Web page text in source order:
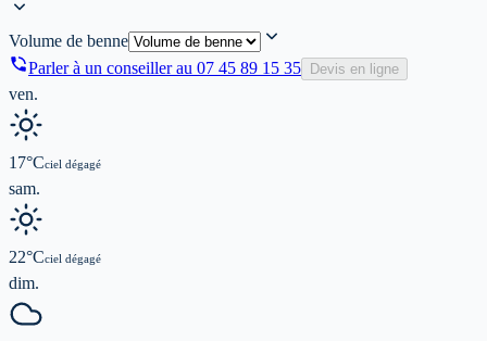
Volume de benne
Parler à un conseiller au 07 45 89 15 35 Devis en ligne
ven.
17°Cciel dégagé
sam.
22°Cciel dégagé
dim.